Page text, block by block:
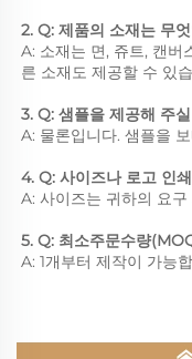
2. Q: 제품의 소재는 무
A: 소재는 면, 쥬트, 캔버
른 소재도 제공할 수 있
3. Q: 샘플을 제공해 주
A: 물론입니다. 샘플을
4. Q: 사이즈나 로고 인
A: 사이즈는 귀하의 요
5. Q: 최소주문수량
A: 1개부터 제작이 가능